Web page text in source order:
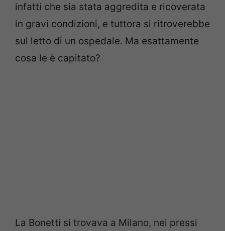
infatti che sia stata aggredita e ricoverata
in gravi condizioni, e tuttora si ritroverebbe
sul letto di un ospedale. Ma esattamente
cosa le è capitato?
La Bonetti si trovava a Milano, nei pressi